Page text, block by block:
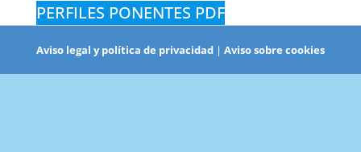
PERFILES PONENTES PDF
Aviso legal y política de privacidad| Aviso sobre cookies